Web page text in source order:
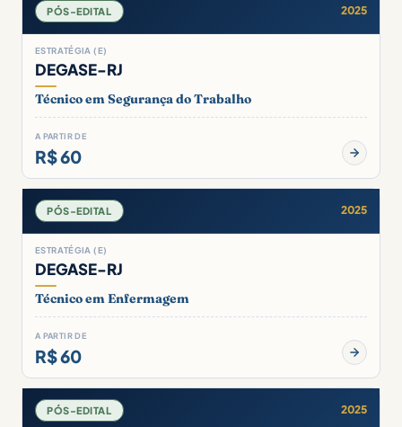
PÓS-EDITAL 2025
ESTRATÉGIA (E)
DEGASE-RJ
Técnico em Segurança do Trabalho
A PARTIR DE
R$ 60
PÓS-EDITAL 2025
ESTRATÉGIA (E)
DEGASE-RJ
Técnico em Enfermagem
A PARTIR DE
R$ 60
PÓS-EDITAL 2025